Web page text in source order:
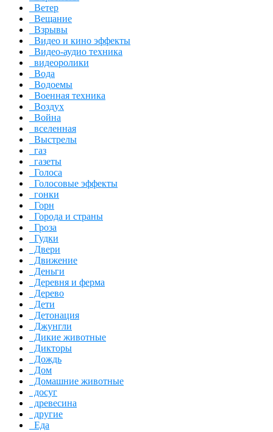
Ветер
Вещание
Взрывы
Видео и кино эффекты
Видео-аудио техника
видеоролики
Вода
Водоемы
Военная техника
Воздух
Война
вселенная
Выстрелы
газ
газеты
Голоса
Голосовые эффекты
гонки
Горн
Города и страны
Гроза
Гудки
Двери
Движение
Деньги
Деревня и ферма
Дерево
Дети
Детонация
Джунгли
Дикие животные
Дикторы
Дождь
Дом
Домашние животные
досуг
древесина
другие
Еда